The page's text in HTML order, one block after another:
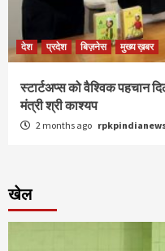
देश प्रदेश बिज़नेस मुख्य ख़बर
स्टार्टअप्स को वैश्विक पहचान
मंत्री श्री काश्यप
2 months ago
खेल